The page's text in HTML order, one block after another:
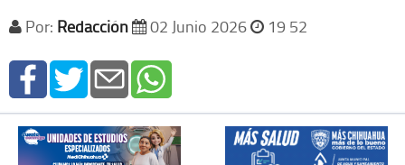
Por: Redacción 02 Junio 2026 19 52